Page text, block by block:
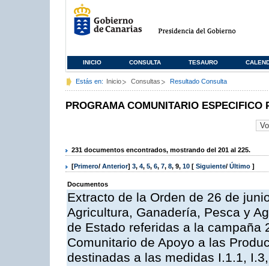
INICIO CONSULTA TESAURO
Estás en: Inicio Consultas Resultado Consulta
PROGRAMA COMUNITARIO ESPECIFICO
231 documentos encontrados, mostrando del 201 al 225.
[Primero/ Anterior] 3, 4, 5, 6, 7, 8, 9, 10 [ Siguiente/ Último ]
Documentos
Extracto de la Orden de 26 de
Agricultura, Ganadería, Pesca y
de Estado referidas a la campaña
Comunitario de Apoyo a las
destinadas a las medidas I.1.1,